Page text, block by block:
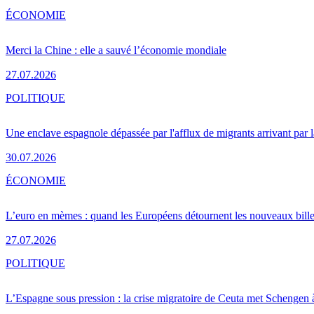
Merci la Chine : elle a sauvé l’économie mondiale
27.07.2026
ÉCONOMIE
Une enclave espagnole dépassée par l'afflux de migrants arrivant par
30.07.2026
POLITIQUE
L’euro en mèmes : quand les Européens détournent les nouveaux
27.07.2026
ÉCONOMIE
L’Espagne sous pression : la crise migratoire de Ceuta met Schengen
POLITIQUE